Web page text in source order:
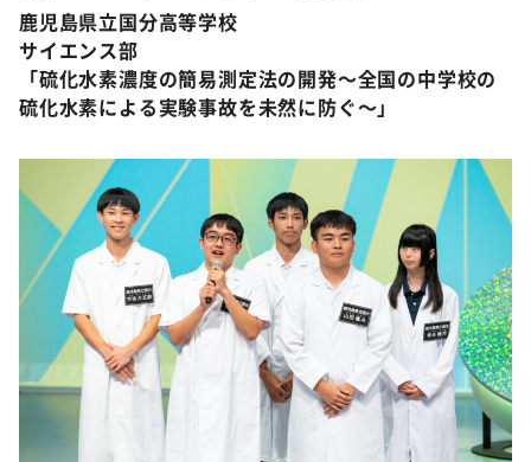
鹿児島県立国分高等学校
サイエンス部
「硫化水素濃度の簡易測定法の開発～全国の中学校の
硫化水素による実験事故を未然に防ぐ～」